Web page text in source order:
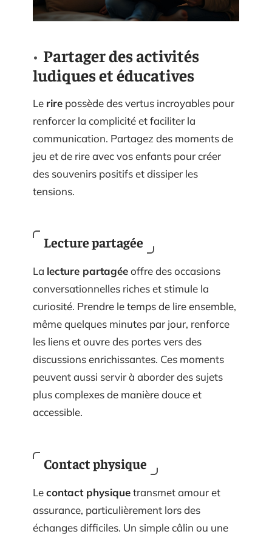
Partager des activités
ludiques et éducatives
Le rire possède des vertus incroyables pour
renforcer la complicité et faciliter la
communication. Partagez des moments de
jeu et de rire avec vos enfants pour créer
des souvenirs positifs et dissiper les
tensions.
Lecture partagée
La lecture partagéeoffre des occasions
conversationnelles riches et stimule la
curiosité. Prendre le temps de lire ensemble,
même quelques minutes par jour, renforce
les liens et ouvre des portes vers des
discussions enrichissantes. Ces moments
peuvent aussi servir à aborder des sujets
plus complexes de manière douce et
accessible.
Contact physique
Lecontact physiquetransmet amour et
assurance, particulièrement lors des
échanges difficiles. Un simple câlin ou une